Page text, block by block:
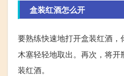
盒装红酒怎么开
要熟练快速地打开盒装红酒
木塞轻轻地取出。再次，将
装红酒。